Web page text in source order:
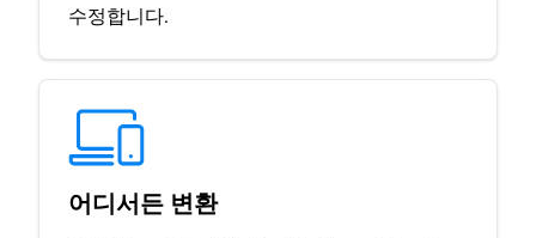
수정합니다.
어디서든 변환